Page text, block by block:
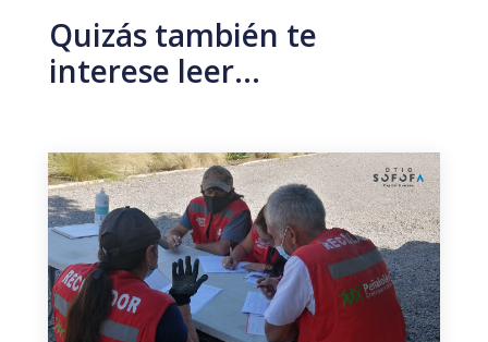
Quizás también te
interese leer…